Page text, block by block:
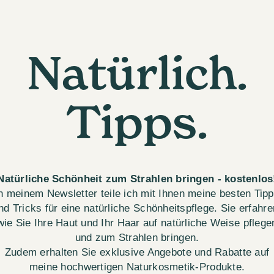
Natürlich.
Tipps.
Schönheit zum Strahlen bringen -
meinem Newsletter teile ich mit Ihnen meine besten
Tricks für eine natürliche Schönheitspflege. Sie
Sie Ihre Haut und Ihr Haar auf natürliche Weise
und zum Strahlen bringen.
Zudem erhalten Sie exklusive Angebote und Rabatte auf
meine hochwertigen Naturkosmetik-Produkte.